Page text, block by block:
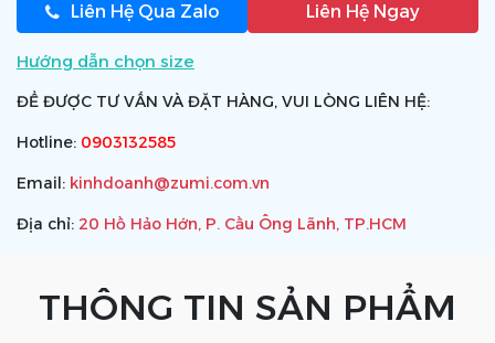
Liên Hệ Qua Zalo Liên Hệ Ngay
Hướng dẫn chọn size
ĐỂ ĐƯỢC TƯ VẤN VÀ ĐẶT HÀNG, VUI LÒNG LIÊN HỆ:
Hotline: 0903132585
Email: kinhdoanh@zumi.com.vn
Địa chỉ: 20 Hồ Hảo Hớn, P. Cầu Ông Lãnh, TP.HCM
THÔNG TIN SẢN PHẨM